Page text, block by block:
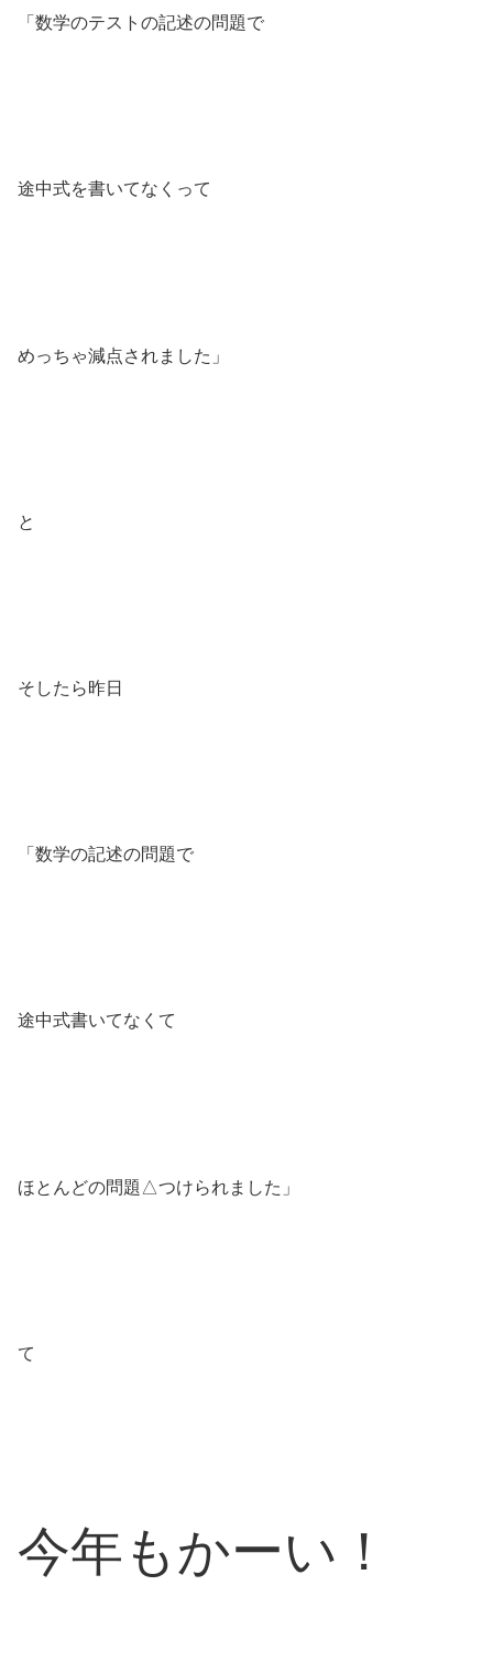
「数学のテストの記述の問題で
途中式を書いてなくって
めっちゃ減点されました」
と
そしたら昨日
「数学の記述の問題で
途中式書いてなくて
ほとんどの問題△つけられました」
て
今年もかーい！